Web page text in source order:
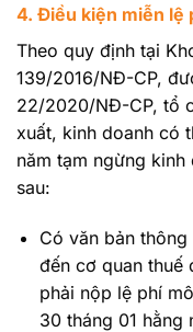
4. Điều kiện miễn lệ
Theo quy định tại
139/2016/NĐ-CP,
22/2020/NĐ-CP, tổ
xuất, kinh doanh có
năm tạm ngừng
sau:
Có văn bản
đến cơ quan thuế
phải nộp lệ phí
30 tháng 01 hằng